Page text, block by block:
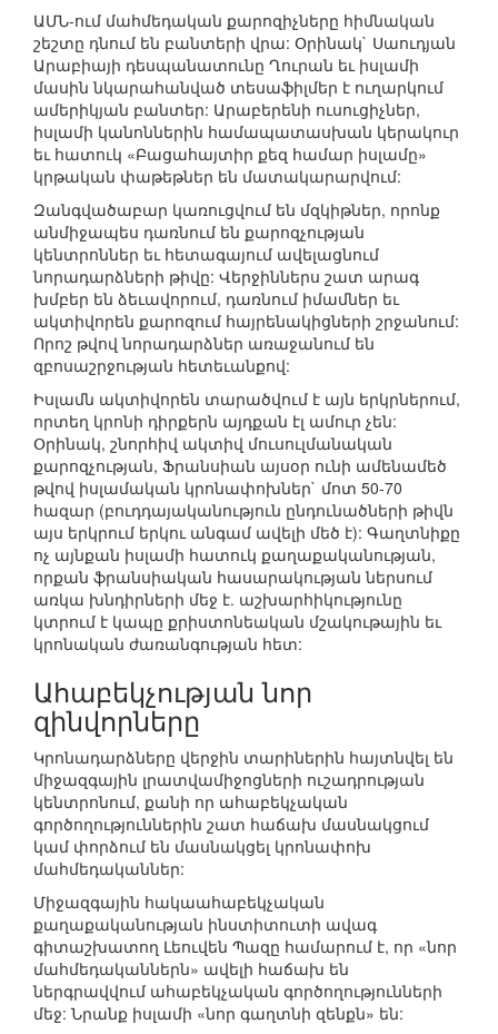
ԱՄՆ-ում մահմեդական քարոզիչները հիմնական
շեշտը դնում են բանտերի վրա: Օրինակ` Սաուդյան
Արաբիայի դեսպանատունը Ղուրան եւ իսլամի
մասին նկարահանված տեսաֆիլմեր է ուղարկում
ամերիկյան բանտեր: Արաբերենի ուսուցիչներ,
իսլամի կանոններին համապատասխան կերակուր
եւ հատուկ «Բացահայտիր քեզ համար իսլամը»
կրթական փաթեթներ են մատակարարվում:
Զանգվածաբար կառուցվում են մզկիթներ, որոնք
անմիջապես դառնում են քարոզչության
կենտրոններ եւ հետագայում ավելացնում
նորադարձների թիվը: Վերջիններս շատ արագ
խմբեր են ձեւավորում, դառնում իմամներ եւ
ակտիվորեն քարոզում հայրենակիցների շրջանում:
Որոշ թվով նորադարձներ առաջանում են
զբոսաշրջության հետեւանքով:
Իսլամն ակտիվորեն տարածվում է այն երկրներում,
որտեղ կրոնի դիրքերն այդքան էլ ամուր չեն:
Օրինակ, շնորհիվ ակտիվ մուսուլմանական
քարոզչության, Ֆրանսիան այսօր ունի ամենամեծ
թվով իսլամական կրոնափոխներ` մոտ 50-70
հազար (բուդդայականություն ընդունածների թիվն
այս երկրում երկու անգամ ավելի մեծ է): Գաղտնիքը
ոչ այնքան իսլամի հատուկ քաղաքականության,
որքան ֆրանսիական հասարակության ներսում
առկա խնդիրների մեջ է. աշխարհիկությունը
կտրում է կապը քրիստոնեական մշակութային եւ
կրոնական ժառանգության հետ:
Ահաբեկչության նոր
զինվորները
Կրոնադարձները վերջին տարիներին հայտնվել են
միջազգային լրատվամիջոցների ուշադրության
կենտրոնում, քանի որ ահաբեկչական
գործողություններին շատ հաճախ մասնակցում
կամ փորձում են մասնակցել կրոնափոխ
մահմեդականներ:
Միջազգային հակաահաբեկչական
քաղաքականության ինստիտուտի ավագ
գիտաշխատող Լեուվեն Պազը համարում է, որ «նոր
մահմեդականներն» ավելի հաճախ են
ներգրավվում ահաբեկչական գործողությունների
մեջ: Նրանք իսլամի «նոր գաղտնի զենքն» են: